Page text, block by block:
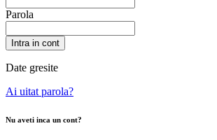
Parola
Intra in cont
Date gresite
Ai uitat parola?
Nu aveti inca un cont?